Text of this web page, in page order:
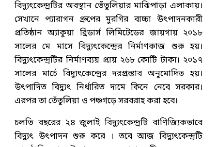
বিদ্যুৎকেন্দ্রটির অবস্থান তেঁতুলিয়ার মাঝিপাড়া এলাকায়।
সেখানে প্যারাগন গ্রুপের মুরগির বাচ্চা উৎপাদনকারী
প্রতিষ্ঠান অ্যাকুয়া ব্রিডার্স লিমিটেডের জায়গায় ২০১৮
সালের মে মাসে বিদ্যুৎকেন্দ্রের নির্মাণকাজ শুরু হয়।
বিদ্যুৎকেন্দ্রটির নির্মাণব্যয় প্রায় ২৬৮ কোটি টাকা। ২০১৭
সালের মার্চে বিদ্যুৎকেন্দ্রের দরপ্রস্তাব অনুমোদিত হয়।
উৎপাদিত বিদ্যুৎ নির্ধারিত দামে কিনে নেবে সরকার।
এরপর তা তেঁতুলিয়া ও পঞ্চগড়ে সরবরাহ করা হবে।
চলতি বছরের ২৪ জুলাই বিদ্যুৎকেন্দ্রটি বাণিজ্যিকভাবে
বিদ্যুৎ উৎপাদন শুরু করে । তবে আজ বিদ্যুৎকেন্দ্রটি